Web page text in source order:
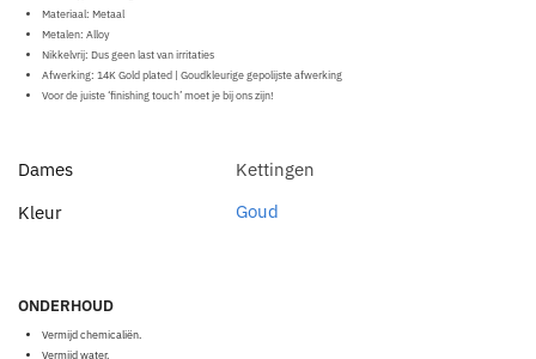
Materiaal: Metaal
Metalen: Alloy
Nikkelvrij: Dus geen last van irritaties
Afwerking: 14K Gold plated | Goudkleurige gepolijste afwerking
Voor de juiste ‘finishing touch’ moet je bij ons zijn!
Dames
Kettingen
Kleur
Goud
ONDERHOUD
Vermijd chemicaliën.
Vermijd water.